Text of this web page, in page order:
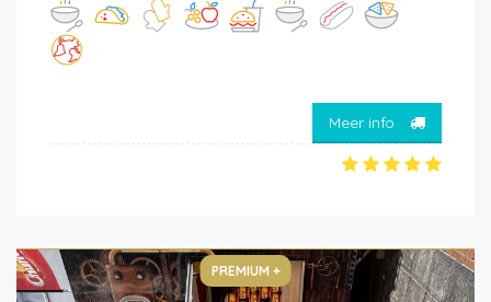
Meer info
PREMIUM +